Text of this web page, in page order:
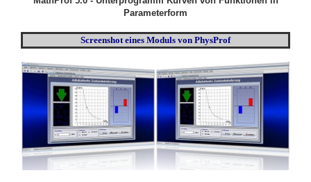
Parameterform
Screenshot eines Moduls von PhysProf